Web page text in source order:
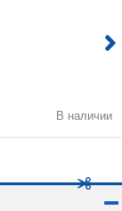
В наличии